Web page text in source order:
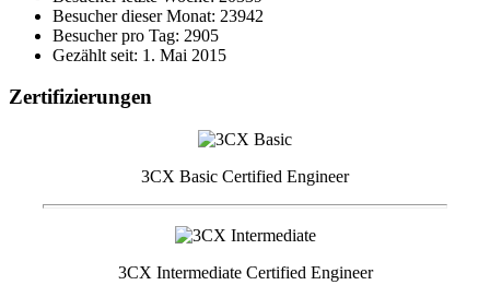
Besucher dieser Monat: 23942
Besucher pro Tag: 2905
Gezählt seit: 1. Mai 2015
Zertifizierungen
3CX Basic Certified Engineer
3CX Intermediate Certified Engineer